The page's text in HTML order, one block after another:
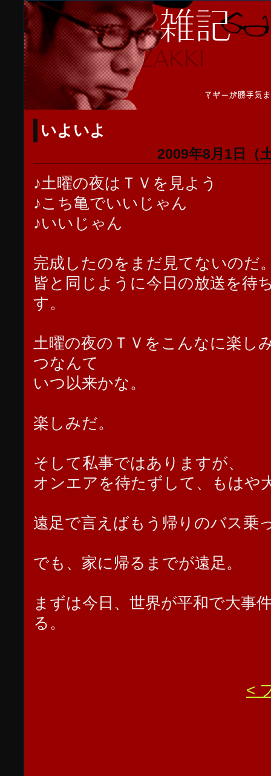
いよいよ
2009年8月1日（
♪土曜の夜はＴＶを見よう
♪こち亀でいいじゃん
♪いいじゃん
完成したのをまだ見てないのだ
皆と同じように今日の放送を待
す。
土曜の夜のＴＶをこんなに楽し
つなんて
いつ以来かな。
楽しみだ。
そして私事ではありますが、
オンエアを待たずして、もはや
遠足で言えばもう帰りのバス乗
でも、家に帰るまでが遠足。
まずは今日、世界が平和で大事
る。
<